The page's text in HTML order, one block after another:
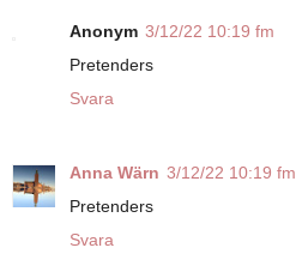
Anonym 3/12/22 10:19 fm
Pretenders
Svara
Anna Wärn 3/12/22 10:19 fm
Pretenders
Svara